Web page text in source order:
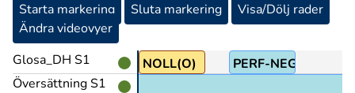
Starta markering Sluta markering
Visa/Dölj rader
Ändra videovyer
Glosa_DH S1
Översättning S1
perf-neg@& NOLL(O) PERF-NEG